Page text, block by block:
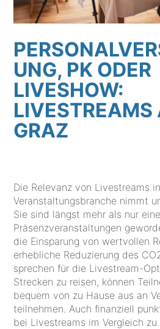
UNG, PK ODER
LIVESHOW:
LIVESTREAMS
GRAZ
Die Relevanz von Livestreams
Veranstaltungsbranche nimmt
Sie sind längst mehr als nur
Präsenzveranstaltungen geworden.
die Einsparung von wertvollen
erhebliche Reduzierung des
sprechen für die Livestream-
Strecken zu reisen, können
bequem von zu Hause aus an
teilnehmen. Auch finanziell
bei Livestreams im Vergleich zu